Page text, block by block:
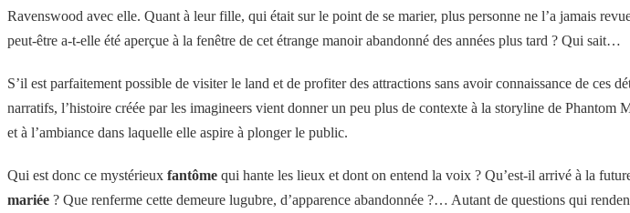
Ravenswood avec elle. Quant à leur fille, qui était sur le point de se marier, plus personne ne l’a jamais
peut-être a-t-elle été aperçue à la fenêtre de cet étrange manoir abandonné des années plus tard ? Qui sait…
S’il est parfaitement possible de visiter le land et de profiter des attractions sans avoir connaissance de ces
narratifs, l’histoire créée par les imagineers vient donner un peu plus de contexte à la storyline de Phantom
et à l’ambiance dans laquelle elle aspire à plonger le public.
Qui est donc ce mystérieux fantôme qui hante les lieux et dont on entend la voix ? Qu’est-il arrivé à la
mariée ? Que renferme cette demeure lugubre, d’apparence abandonnée ?… Autant de questions qui